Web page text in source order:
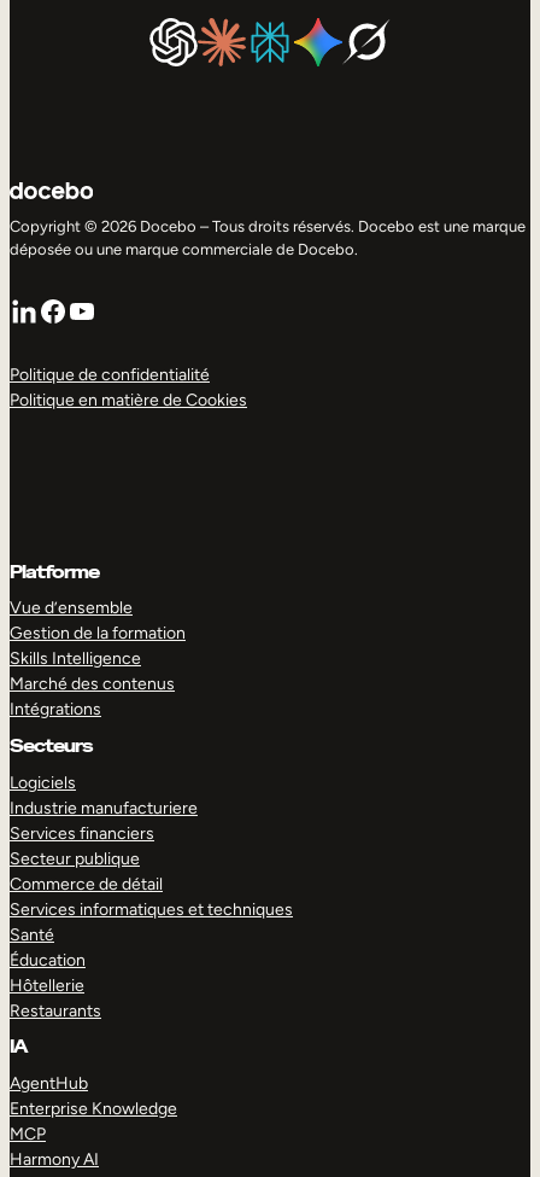
Copyright © 2026 Docebo – Tous droits réservés. Docebo est une marque
déposée ou une marque commerciale de Docebo.
LinkedIn
Facebook
YouTube
Politique de confidentialité
Politique en matière de Cookies
Platforme
Vue d’ensemble
Gestion de la formation
Skills Intelligence
Marché des contenus
Intégrations
Secteurs
Logiciels
Industrie manufacturiere
Services financiers
Secteur publique
Commerce de détail
Services informatiques et techniques
Santé
Éducation
Hôtellerie
Restaurants
IA
AgentHub
Enterprise Knowledge
MCP
Harmony AI